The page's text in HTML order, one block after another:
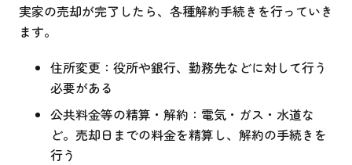
実家の売却が完了したら、各種解約手続きを行っていき
ます。
住所変更：役所や銀行、勤務先などに対して行う
必要がある
公共料金等の精算・解約：電気・ガス・水道な
ど。売却日までの料金を精算し、解約の手続きを
行う